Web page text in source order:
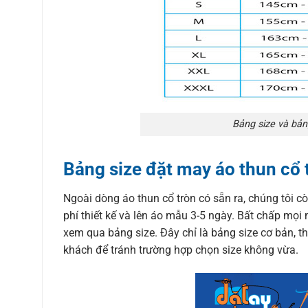
Bảng size và
Bảng size đặt may áo thun
Ngoài dòng áo thun cổ tròn có sẵn ra, chúng tôi
phí thiết kế và lên áo mẫu 3-5 ngày. Bất chấp
xem qua bảng size. Đây chỉ là bảng size cơ bản,
khách để tránh trường hợp chọn size không vừa.